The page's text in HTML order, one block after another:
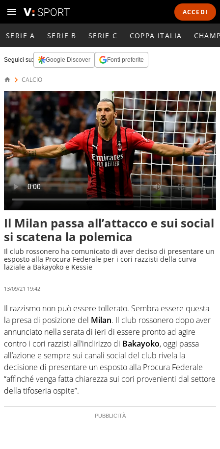
ACCEDI
SERIE A SERIE B SERIE C COPPA ITALIA
Seguici su: Google Discover Fonti preferite
CALCIO
Il Milan passa all’attacco e sui social
si scatena la polemica
Il club rossonero ha comunicato di aver deciso di presentare un
esposto alla Procura Federale per i cori razzisti della curva
laziale a Bakayoko e Kessie
13/09/21 19:42
Il razzismo non può essere tollerato. Sembra essere questa
la presa di posizione del Milan. Il club rossonero dopo aver
annunciato nella serata di ieri di essere pronto ad agire
contro i cori razzisti all’indirizzo di Bakayoko, oggi passa
all’azione e sempre sui canali social del club rivela la
decisione di presentare un esposto alla Procura Federale
“affinché venga fatta chiarezza sui cori provenienti dal settore
della tifoseria ospite”.